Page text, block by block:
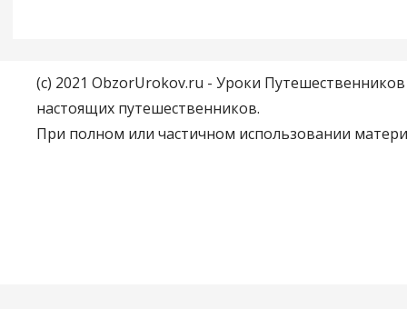
(c) 2021 ObzorUrokov.ru - Уроки
настоящих путешественников.
При полном или частичном использовании